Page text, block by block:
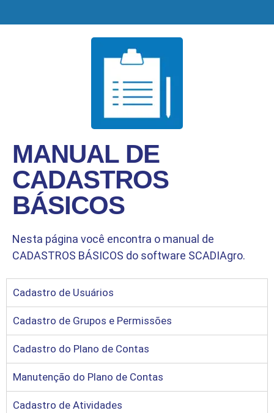
MANUAL DE
CADASTROS
BÁSICOS
Nesta página você encontra o manual de
CADASTROS BÁSICOS do software SCADIAgro.
Cadastro de Usuários
Cadastro de Grupos e Permissões
Cadastro do Plano de Contas
Manutenção do Plano de Contas
Cadastro de Atividades